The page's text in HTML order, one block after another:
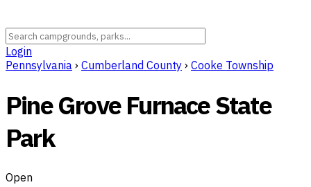
Login
Pennsylvania › Cumberland County › Cooke Township
Pine Grove Furnace State
Park
Open